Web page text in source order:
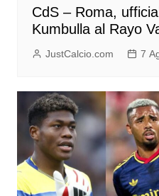
CdS – Roma,
Kumbulla al Rayo
JustCalcio.com 7